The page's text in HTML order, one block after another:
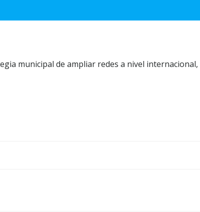
municipal de ampliar redes a nivel